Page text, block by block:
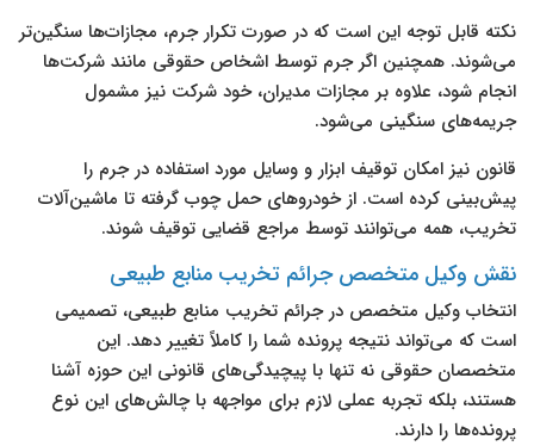
نکته قابل توجه این است که در صورت تکرار جرم، مجازات‌ها سنگین‌تر
می‌شوند. همچنین اگر جرم توسط اشخاص حقوقی مانند شرکت‌ها
انجام شود، علاوه بر مجازات مدیران، خود شرکت نیز مشمول
جریمه‌های سنگینی می‌شود.
قانون نیز امکان توقیف ابزار و وسایل مورد استفاده در جرم را
پیش‌بینی کرده است. از خودروهای حمل چوب گرفته تا ماشین‌آلات
تخریب، همه می‌توانند توسط مراجع قضایی توقیف شوند.
نقش وکیل متخصص جرائم تخریب منابع طبیعی
انتخاب وکیل متخصص در جرائم تخریب منابع طبیعی، تصمیمی
است که می‌تواند نتیجه پرونده شما را کاملاً تغییر دهد. این
متخصصان حقوقی نه تنها با پیچیدگی‌های قانونی این حوزه آشنا
هستند، بلکه تجربه عملی لازم برای مواجهه با چالش‌های این نوع
پرونده‌ها را دارند.